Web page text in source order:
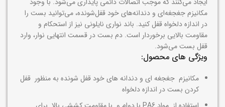
مکانیزم جغجغه‌ای و دندانه‌های خود قفل‌شونده، می‌توانید بست را
در اندازه دلخواه قفل کنید. باند نواری نایلونی نیز از استحکام و
مقاومت بالایی برخوردار است. دم بست در قسمت انتهایی نوار، وارد
قفل بست می‌شود.
ویژگی های محصول:
مکانیزم جغجغه ای و دندانه های خود قفل شونده به منظور قفل
کردن بست در اندازه دلخواه